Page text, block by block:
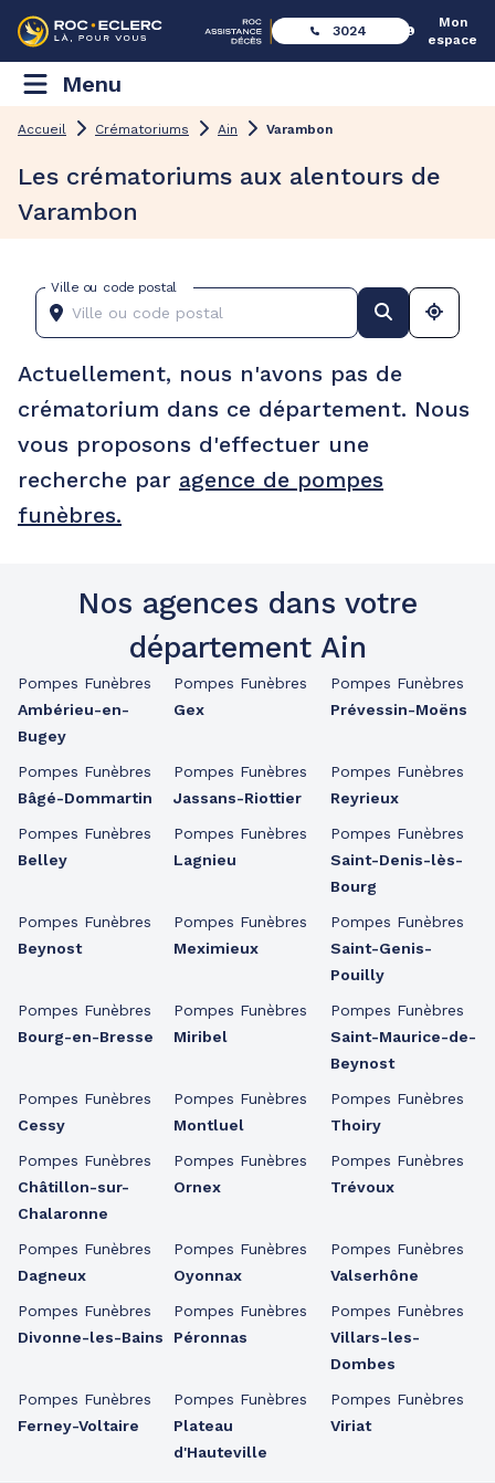
3024
Mon
espace
Menu
Accueil Crématoriums Ain Varambon
Les crématoriums aux alentours de
Varambon
Ville ou code postal
Actuellement, nous n'avons pas de
crématorium dans ce département. Nous
vous proposons d'effectuer une
recherche par agence de pompes
funèbres.
Nos agences dans votre
département Ain
Pompes Funèbres
Ambérieu-en-
Bugey
Pompes Funèbres
Bâgé-Dommartin
Pompes Funèbres
Belley
Pompes Funèbres
Beynost
Pompes Funèbres
Bourg-en-Bresse
Pompes Funèbres
Cessy
Pompes Funèbres
Châtillon-sur-
Chalaronne
Pompes Funèbres
Dagneux
Pompes Funèbres
Divonne-les-Bains
Pompes Funèbres
Ferney-Voltaire
Pompes Funèbres
Gex
Pompes Funèbres
Jassans-Riottier
Pompes Funèbres
Lagnieu
Pompes Funèbres
Meximieux
Pompes Funèbres
Miribel
Pompes Funèbres
Montluel
Pompes Funèbres
Ornex
Pompes Funèbres
Oyonnax
Pompes Funèbres
Péronnas
Pompes Funèbres
Plateau
d'Hauteville
Pompes Funèbres
Prévessin-Moëns
Pompes Funèbres
Reyrieux
Pompes Funèbres
Saint-Denis-lès-
Bourg
Pompes Funèbres
Saint-Genis-
Pouilly
Pompes Funèbres
Saint-Maurice-de-
Beynost
Pompes Funèbres
Thoiry
Pompes Funèbres
Trévoux
Pompes Funèbres
Valserhône
Pompes Funèbres
Villars-les-
Dombes
Pompes Funèbres
Viriat